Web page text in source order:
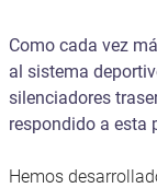
Como cada vez
al sistema
silenciadores
respondido a esta
Hemos